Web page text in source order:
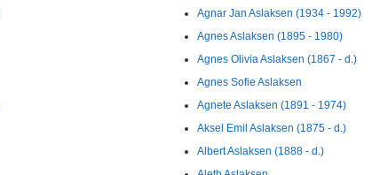
Agnar Jan Aslaksen (1934 - 1992)
Agnes Aslaksen (1895 - 1980)
Agnes Olivia Aslaksen (1867 - d.)
Agnes Sofie Aslaksen
Agnete Aslaksen (1891 - 1974)
Aksel Emil Aslaksen (1875 - d.)
Albert Aslaksen (1888 - d.)